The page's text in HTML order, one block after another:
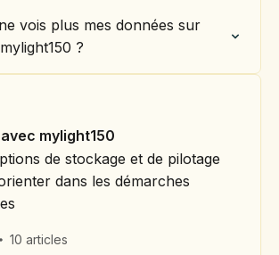
vois plus mes données sur
?
mylight150
de stockage et de pilotage
dans les démarches
10 articles